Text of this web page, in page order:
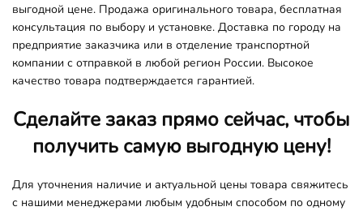
выгодной цене. Продажа оригинального товара, бесплатная
консультация по выбору и установке. Доставка по городу на
предприятие заказчика или в отделение транспортной
компании с отправкой в любой регион России. Высокое
качество товара подтверждается гарантией.
Сделайте заказ прямо сейчас, чтобы
получить самую выгодную цену!
Для уточнения наличие и актуальной цены товара свяжитесь
с нашими менеджерами любым удобным способом по одному